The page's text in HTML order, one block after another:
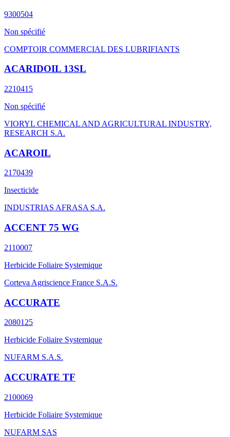
9300504
Non spécifié
COMPTOIR COMMERCIAL DES LUBRIFIANTS
ACARIDOIL 13SL
2210415
Non spécifié
VIORYL CHEMICAL AND AGRICULTURAL INDUSTRY,
RESEARCH S.A.
ACAROIL
2170439
Insecticide
INDUSTRIAS AFRASA S.A.
ACCENT 75 WG
2110007
Herbicide Foliaire Systemique
Corteva Agriscience France S.A.S.
ACCURATE
2080125
Herbicide Foliaire Systemique
NUFARM S.A.S.
ACCURATE TF
2100069
Herbicide Foliaire Systemique
NUFARM SAS